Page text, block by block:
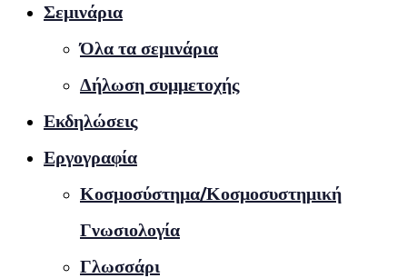
Σεμινάρια
Όλα τα σεμινάρια
Δήλωση συμμετοχής
Εκδηλώσεις
Εργογραφία
Κοσμοσύστημα/Κοσμοσυστημική
Γνωσιολογία
Γλωσσάρι